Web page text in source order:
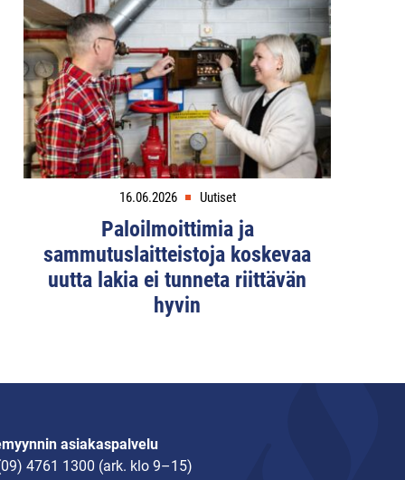
16.06.2026 Uutiset
Paloilmoittimia ja
sammutuslaitteistoja koskevaa
uutta lakia ei tunneta riittävän
hyvin
asiakaspalvelu
4761 1300 (ark. klo 9–15)